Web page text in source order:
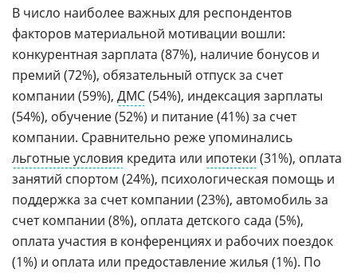
В число наиболее важных для респондентов
факторов материальной мотивации вошли:
конкурентная зарплата (87%), наличие бонусов и
премий (72%), обязательный отпуск за счет
компании (59%), ДМС(54%), индексация зарплаты
(54%), обучение (52%) и питание (41%) за счет
компании. Сравнительно реже упоминались
льготные условия кредита или ипотеки (31%), оплата
занятий спортом (24%), психологическая помощь и
поддержка за счет компании (23%), автомобиль за
счет компании (8%), оплата детского сада (5%),
оплата участия в конференциях и рабочих поездок
(1%) и оплата или предоставление жилья (1%). По